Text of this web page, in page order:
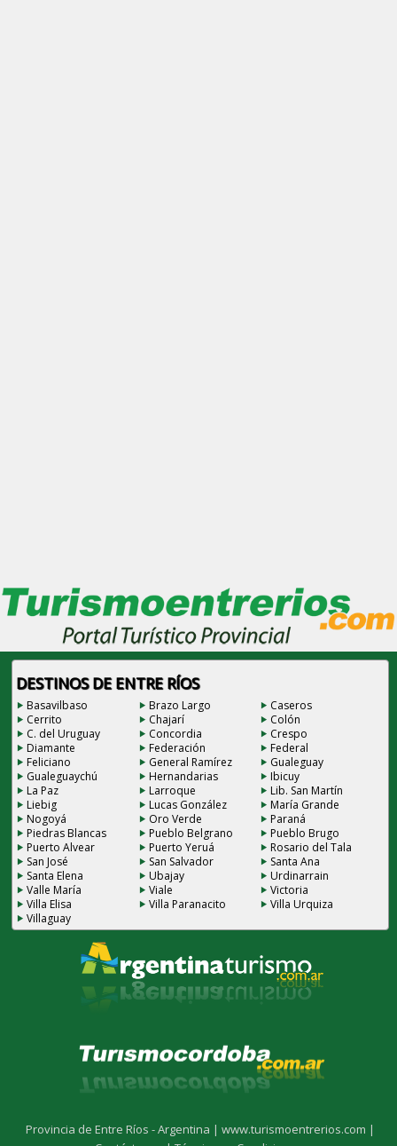
DESTINOS DE ENTRE RÍOS
Basavilbaso Brazo Largo
Caseros
Cerrito
Chajarí
Colón
C. del Uruguay
Concordia
Crespo
Diamante
Federación
Federal
Feliciano
General Ramírez
Gualeguay
Gualeguaychú
Hernandarias
Ibicuy
La Paz
Larroque
Lib. San Martín
Liebig
Lucas González
María Grande
Nogoyá
Oro Verde
Paraná
Piedras Blancas
Pueblo Belgrano
Pueblo Brugo
Puerto Alvear
Puerto Yeruá
Rosario del Tala
San José
San Salvador
Santa Ana
Santa Elena
Ubajay
Urdinarrain
Valle María
Viale
Victoria
Villa Elisa
Villa Paranacito
Villa Urquiza
Villaguay
Provincia de Entre Ríos - Argentina |www.turismoentrerios.com |